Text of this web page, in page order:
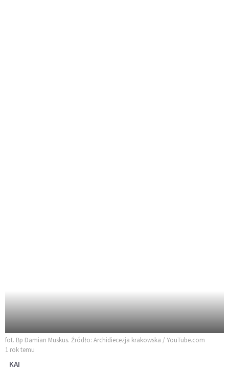
fot. Bp Damian Muskus. Źródło: Archidiecezja krakowska / YouTube.com
1 rok temu
KAI